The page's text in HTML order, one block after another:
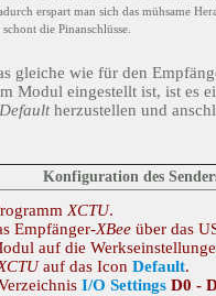
erspart man sich das mühsame
die Pinanschlüsse.
gleiche wie für den
Modul eingestellt ist, ist es
Defaultherzustellen und
Konfiguration des
XCTU.
Empfänger-XBeeüber das
auf die
auf das Icon Default.
I/O Settings D0 -